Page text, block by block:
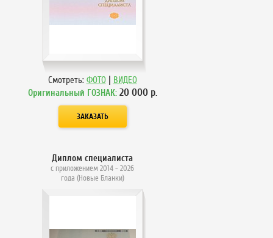
Смотреть: ФОТО | ВИДЕО
Оригинальный ГОЗНАК: 20 000р.
Диплом специалиста
с приложением 2014 - 2026
года (Новые Бланки)